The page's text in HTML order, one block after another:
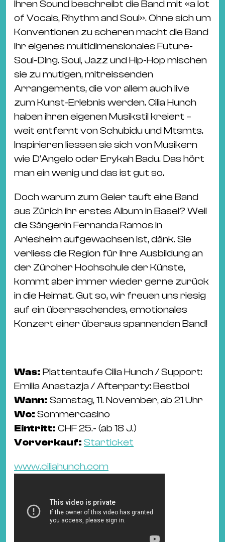
St.
Ihren Sound beschreibt die Band mit «a lot
of Vocals, Rhythm and Soul». Ohne sich um
Konventionen zu scheren macht die Band
ihr eigenes multidimensionales Future-
Soul-Ding. Soul, Jazz und Hip-Hop mischen
sie zu mutigen, mitreissenden
Arrangements, die vor allem auch live
zum Kunst-Erlebnis werden. Cilia Hunch
haben ihren eigenen Musikstil kreiert –
weit entfernt von Schubidu und Mtsmts.
Inspirieren liessen sie sich von Musikern
wie D’Angelo oder Erykah Badu. Das hört
man ein wenig und das ist gut so.
Doch warum zum Geier tauft eine Band
aus Zürich ihr erstes Album in Basel? Weil
die Sängerin Fernanda Ramos in
Arlesheim aufgewachsen ist, dänk. Sie
verliess die Region für ihre Ausbildung an
der Zürcher Hochschule der Künste,
kommt aber immer wieder gerne zurück
in die Heimat. Gut so, wir freuen uns riesig
auf ein überraschendes, emotionales
Konzert einer überaus spannenden Band!
Was: Plattentaufe Cilia Hunch / Support:
Emilia Anastazja / Afterparty: Bestboi
Wann: Samstag, 11. November, ab 21 Uhr
Wo: Sommercasino
Eintritt: CHF 25.- (ab 18 J.)
Vorverkauf: Starticket
www.ciliahunch.com